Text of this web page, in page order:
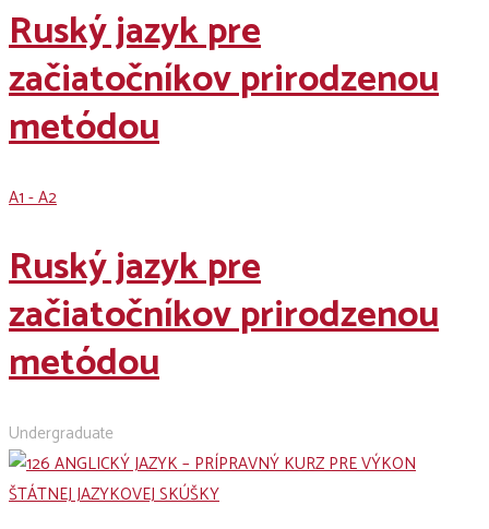
Ruský jazyk pre
začiatočníkov prirodzenou
metódou
A1 - A2
Ruský jazyk pre
začiatočníkov prirodzenou
metódou
Undergraduate